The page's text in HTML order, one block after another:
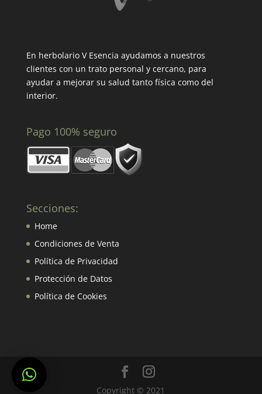
En herbolario V Esencia ayudamos a nuestros
clientes con un trato personal y cercano, para
ayudar a mejorar su salud tanto física como del
interior.
Pago 100% seguro
Secciones:
Home
Condiciones de Venta
Política de Privacidad
Protección de Datos
Política de Cookies
Copyright © 2021